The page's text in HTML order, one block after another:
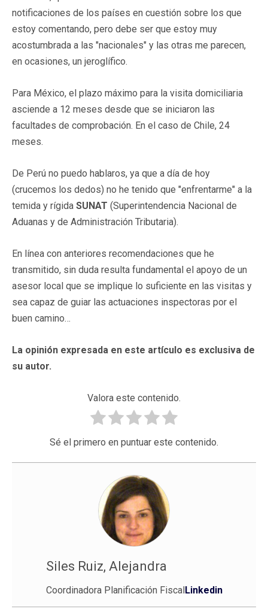
notificaciones de los países en cuestión sobre los que
estoy comentando, pero debe ser que estoy muy
acostumbrada a las "nacionales" y las otras me parecen,
en ocasiones, un jeroglífico.
Para México, el plazo máximo para la visita domiciliaria
asciende a 12 meses desde que se iniciaron las
facultades de comprobación. En el caso de Chile, 24
meses.
De Perú no puedo hablaros, ya que a día de hoy
(crucemos los dedos) no he tenido que "enfrentarme" a la
temida y rígida SUNAT (Superintendencia Nacional de
Aduanas y de Administración Tributaria).
En línea con anteriores recomendaciones que he
transmitido, sin duda resulta fundamental el apoyo de un
asesor local que se implique lo suficiente en las visitas y
sea capaz de guiar las actuaciones inspectoras por el
buen camino…
La opinión expresada en este artículo es exclusiva de
su autor.
Valora este contenido.
Sé el primero en puntuar este contenido.
Siles Ruiz, Alejandra
Coordinadora Planificación FiscalLinkedin